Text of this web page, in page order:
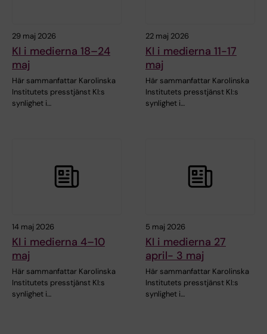
29 maj 2026
KI i medierna 18–24
maj
Här sammanfattar Karolinska
Institutets presstjänst KI:s
synlighet i…
22 maj 2026
KI i medierna 11-17
maj
Här sammanfattar Karolinska
Institutets presstjänst KI:s
synlighet i…
14 maj 2026
KI i medierna 4–10
maj
Här sammanfattar Karolinska
Institutets presstjänst KI:s
synlighet i…
5 maj 2026
KI i medierna 27
april- 3 maj
Här sammanfattar Karolinska
Institutets presstjänst KI:s
synlighet i…